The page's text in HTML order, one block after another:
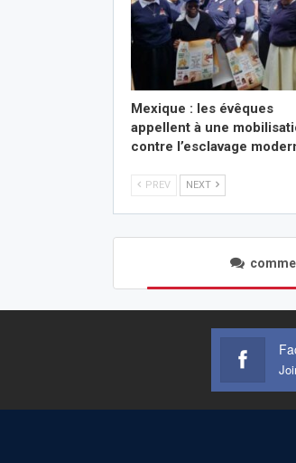
Mexique : les évêques
appellent à une
contre l’esclavage
PREV NEXT